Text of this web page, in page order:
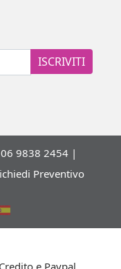
ISCRIVITI
9838 2454 |
Preventivo
e Paypal